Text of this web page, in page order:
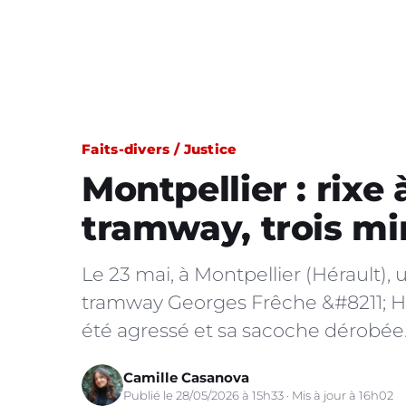
Faits-divers / Justice
Montpellier : rixe
tramway, trois
Le 23 mai, à Montpellier (Hérault),
tramway Georges Frêche
été agressé et sa sacoche dérobée.
Camille Casanova
Publié le 28/05/2026 à 15h33 · Mis à jour à 16h02